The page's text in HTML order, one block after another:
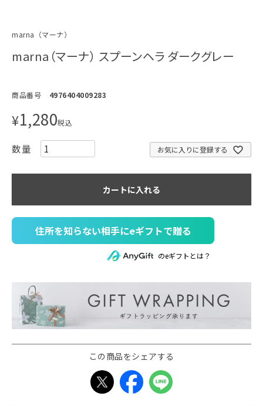
marna（マーナ）
marna（マーナ） スプーンヘラ ダークグレー
商品番号 4976404009283
¥1,280税込
お気に入りに登録する
カートに入れる
住所を知らない相手にeギフトで贈る
のeギフトとは？
この商品をシェアする